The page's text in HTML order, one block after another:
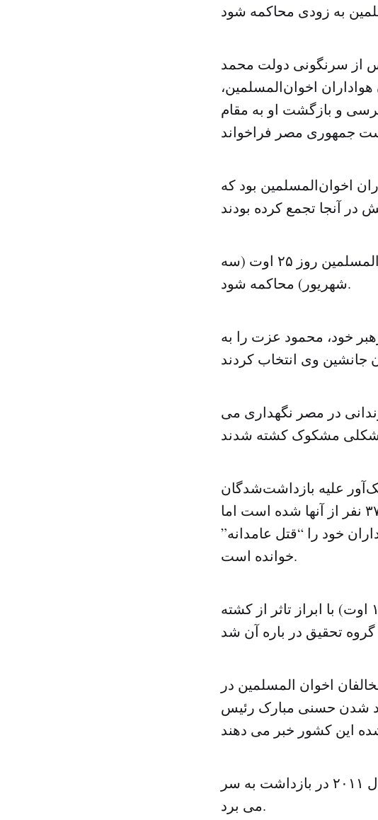
جمعه پس از سرنگونی دولت محمد
اخوان‌المسلمین،
و بازگشت او به مقام
اخوان‌المسلمین بود که
قرار است بدیع همراه با سایر رهبران دستگیرشده اخوان‌المسلمین روز ۲۵ اوت (سه
شهریور) محاکمه شود.
خود، محمود عزت را به
در مصر نگهداری می
علیه بازداشت‌شدگان
اخوان‌المسلمین که قصد فرار داشته‌اند، موجب کشته‌شدن ۳۷ نفر از آنها شده است اما
خود را “قتل عامدانه”
خوانده است.
بان کی مون، دبیر کل سازمان ملل متحد، روز دوشنبه (۱۹ اوت) با ابراز تاثر از کشته
اخوان المسلمین در
شدن حسنی مبارک رئیس
آقای مبارک از زمان پیروزی قیام مردم و برکناری اش در سال ۲۰۱۱ در بازداشت به سر
می برد.